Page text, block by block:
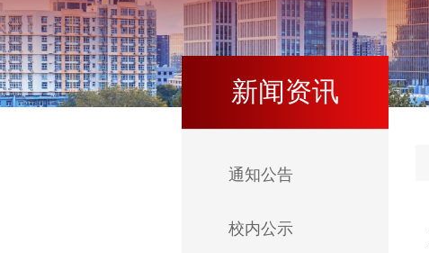
新闻资讯
通知公告
校内公示